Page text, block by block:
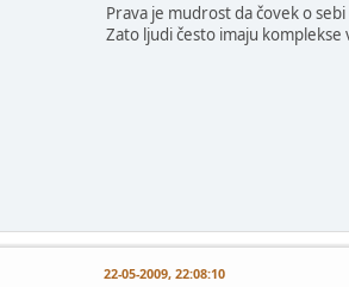
Prava je mudrost da čovek o
Zato ljudi često imaju
22-05-2009, 22:08:10